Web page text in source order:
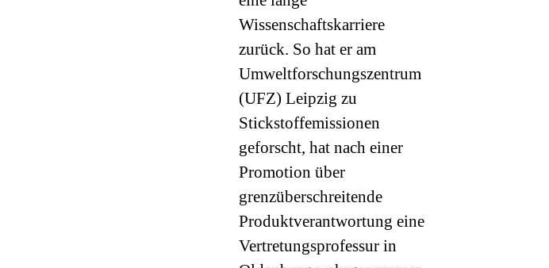
Wissenschaftskarriere
zurück. So hat er am
Umweltforschungszentrum
(UFZ) Leipzig zu
Stickstoffemissionen
geforscht, hat nach einer
Promotion über
grenzüberschreitende
Produktverantwortung eine
Vertretungsprofessur in